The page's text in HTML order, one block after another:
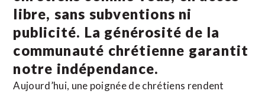
libre, sans subventions ni
publicité. La générosité de la
communauté chrétienne garantit
notre indépendance.
Aujourd’hui, une poignée de chrétiens rendent